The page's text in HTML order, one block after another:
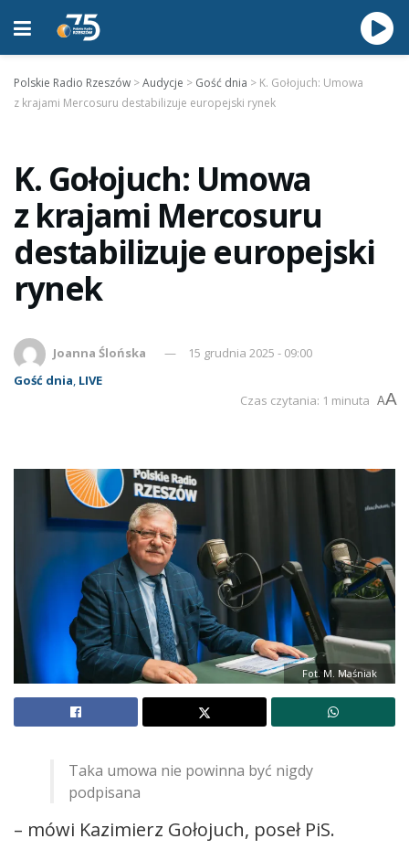
Polskie Radio Rzeszów >Audycje > Gość dnia > K. Gołojuch: Umowa
z krajami Mercosuru destabilizuje europejski rynek
K. Gołojuch: Umowa
z krajami Mercosuru
destabilizuje europejski
rynek
Joanna Ślońska
15 grudnia 2025 - 09:00
Gość dnia, LIVE
Czas czytania: 1 minuta AA
Fot. M. Maśniak
Taka umowa nie powinna być nigdy
podpisana
– mówi Kazimierz Gołojuch, poseł PiS.